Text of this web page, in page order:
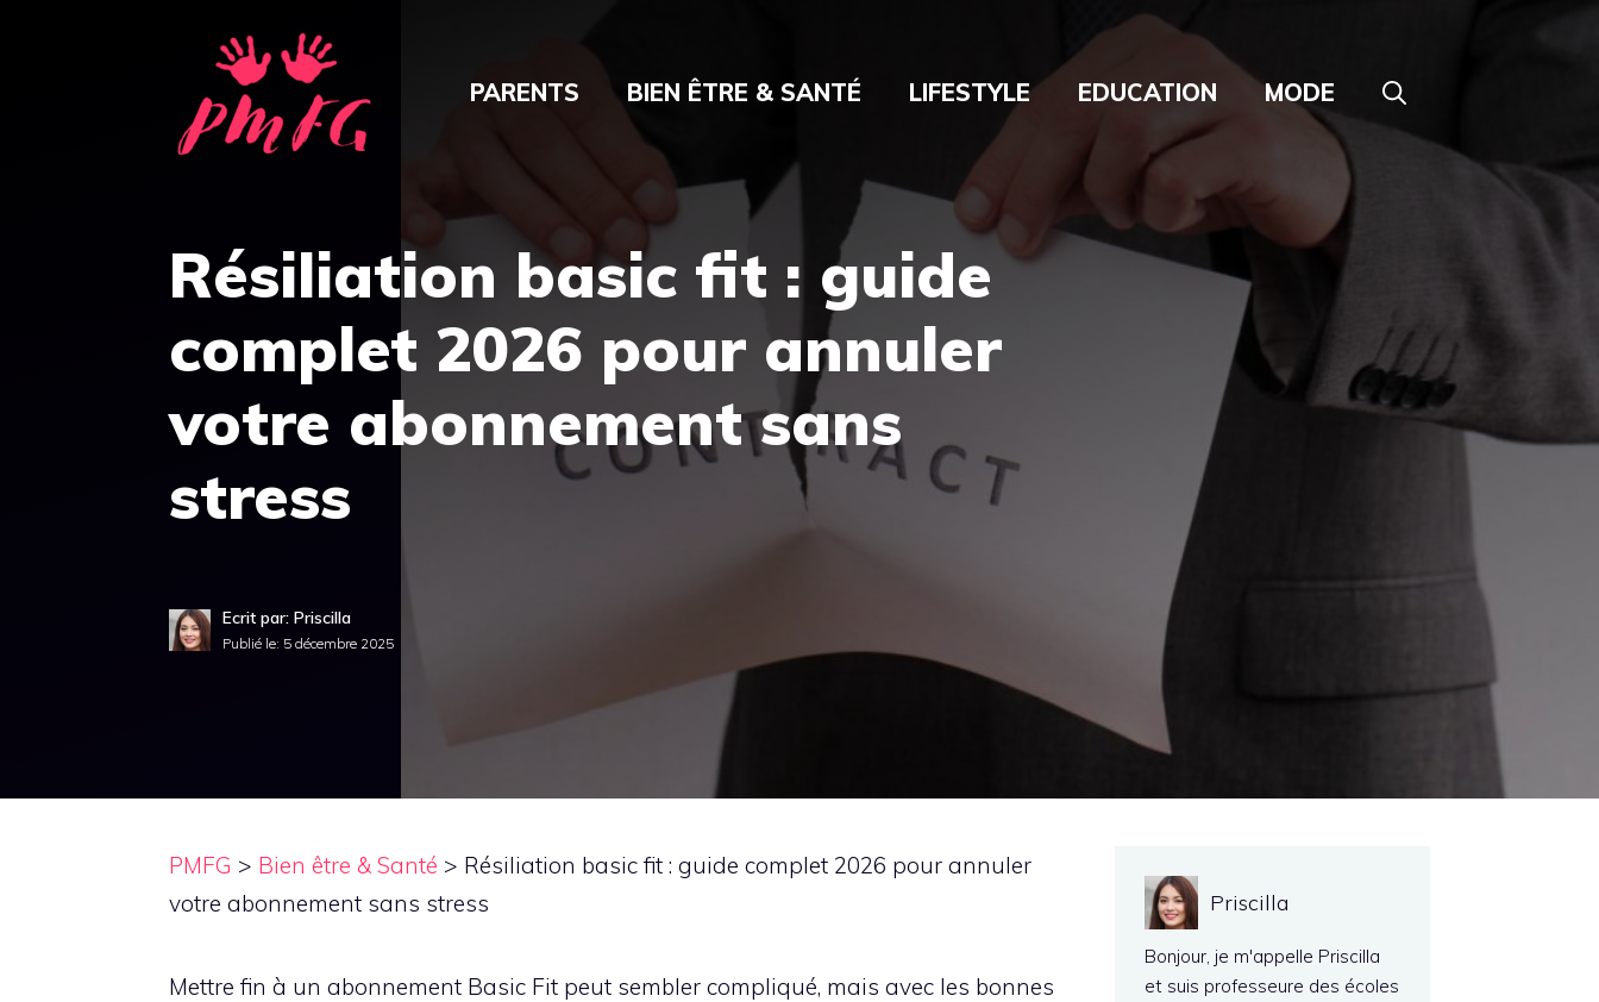
PARENTS BIEN ÊTRE & SANTÉ LIFESTYLE EDUCATION MODE
Résiliation basic fit : guide
complet 2026 pour annuler
votre abonnement sans
stress
Ecrit par: Priscilla
Publié le: 5 décembre 2025
PMFG > Bien être & Santé > Résiliation basic fit : guide complet 2026 pour annuler
votre abonnement sans stress
Mettre fin à un abonnement Basic Fit peut sembler compliqué, mais avec les bonnes
Priscilla
Bonjour, je m'appelle Priscilla
et suis professeure des écoles